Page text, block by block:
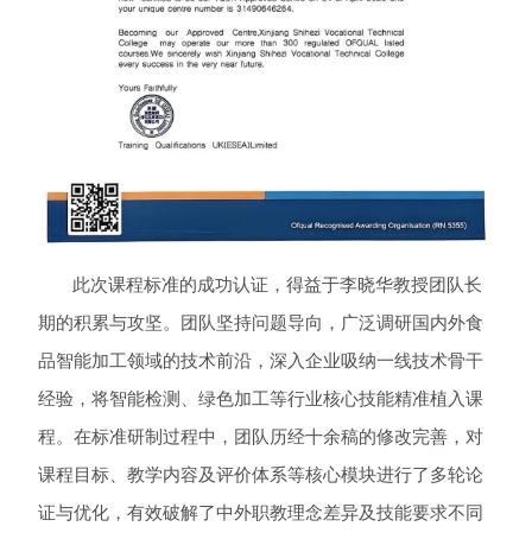
此次课程标准的成功认证，得益于李晓华教授团队长
期的积累与攻坚。团队坚持问题导向，广泛调研国内外食
品智能加工领域的技术前沿，深入企业吸纳一线技术骨干
经验，将智能检测、绿色加工等行业核心技能精准植入课
程。在标准研制过程中，团队历经十余稿的修改完善，对
课程目标、教学内容及评价体系等核心模块进行了多轮论
证与优化，有效破解了中外职教理念差异及技能要求不同